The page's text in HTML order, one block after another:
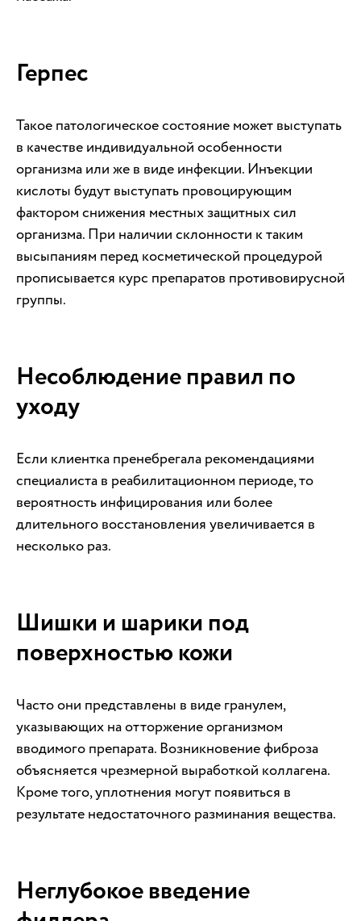
Герпес
Такое патологическое состояние может выступать
в качестве индивидуальной особенности
организма или же в виде инфекции. Инъекции
кислоты будут выступать провоцирующим
фактором снижения местных защитных сил
организма. При наличии склонности к таким
высыпаниям перед косметической процедурой
прописывается курс препаратов противовирусной
группы.
Несоблюдение правил по
уходу
Если клиентка пренебрегала рекомендациями
специалиста в реабилитационном периоде, то
вероятность инфицирования или более
длительного восстановления увеличивается в
несколько раз.
Шишки и шарики под
поверхностью кожи
Часто они представлены в виде гранулем,
указывающих на отторжение организмом
вводимого препарата. Возникновение фиброза
объясняется чрезмерной выработкой коллагена.
Кроме того, уплотнения могут появиться в
результате недостаточного разминания вещества.
Неглубокое введение